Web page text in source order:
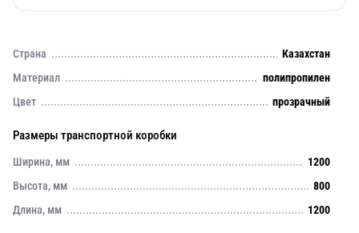
Страна
Казахстан
Материал
полипропилен
Цвет
прозрачный
Размеры транспортной коробки
Ширина, мм
1200
Высота, мм
800
Длина, мм
1200